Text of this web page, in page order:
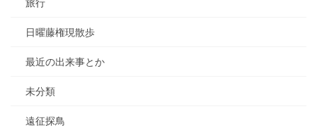
旅行
日曜藤権現散歩
最近の出来事とか
未分類
遠征探鳥